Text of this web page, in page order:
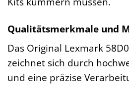
Qualitätsmerkmale und
Das Original Lexmark
zeichnet sich durch
und eine präzise